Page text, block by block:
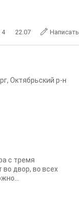
4 22.07 Написать
, Октябрьский р-н
с тремя
двор, во всех